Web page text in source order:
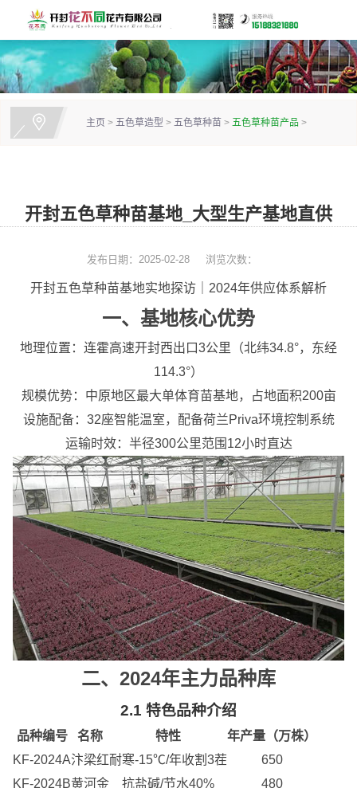
主页 > 五色草造型 > 五色草种苗 > 五色草种苗产品 >
开封五色草种苗基地_大型生产基地直供
发布日期：2025-02-28 浏览次数：
开封五色草种苗基地实地探访｜2024年供应体系解析
一、基地核心优势
地理位置：连霍高速开封西出口3公里（北纬34.8°，东经
114.3°）
规模优势：中原地区最大单体育苗基地，占地面积200亩
设施配备：32座智能温室，配备荷兰Priva环境控制系统
运输时效：半径300公里范围 12小时直达
二、2024年主力品种库
2.1 特色品种介绍
品种编号 名称 特性
年产量（万株）
KF-2024A汴梁红耐寒-15℃/年收割3茬
650
KF-2024B黄河金 抗盐碱/节水40% 480